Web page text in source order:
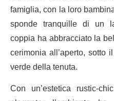
famiglia, con la loro
sponde tranquille di un
coppia ha abbracciato la
cerimonia all’aperto, sotto
verde della tenuta.
Con un’estetica rustic-